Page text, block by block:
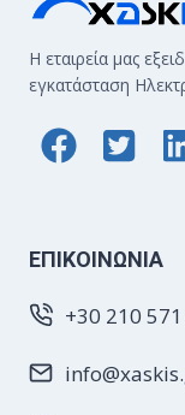
Η εταιρεία μας
εγκατάσταση
EΠΙΚΟΙΝΩΝΙΑ
+30 210